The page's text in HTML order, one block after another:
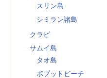
スリン島
シミラン諸島
クラビ
サムイ島
タオ島
ボプットビーチ